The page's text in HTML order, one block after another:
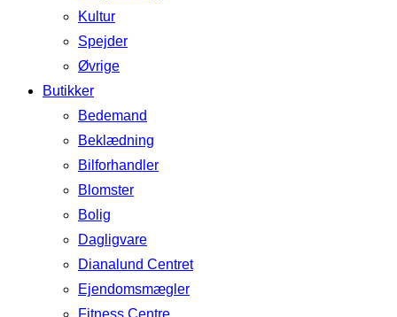
Kultur
Spejder
Øvrige
Butikker
Bedemand
Beklædning
Bilforhandler
Blomster
Bolig
Dagligvare
Dianalund Centret
Ejendomsmægler
Fitness Centre